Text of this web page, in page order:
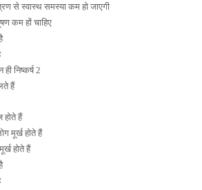
से स्वास्थ समस्या कम हो जाएगी
कम हों चाहिए
निष्कर्ष 2
हैं
होते हैं
मूर्ख होते हैं
होते हैं